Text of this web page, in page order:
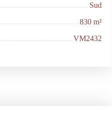
Sud
830 m²
VM2432